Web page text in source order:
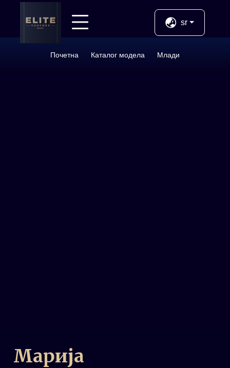
sr
Почетна Каталог модела Млади
Марија
Услуге